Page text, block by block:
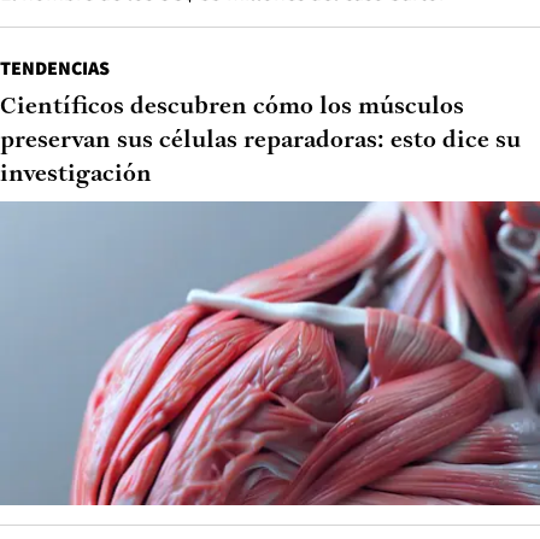
TENDENCIAS
Científicos descubren cómo los músculos
preservan sus células reparadoras: esto dice su
investigación